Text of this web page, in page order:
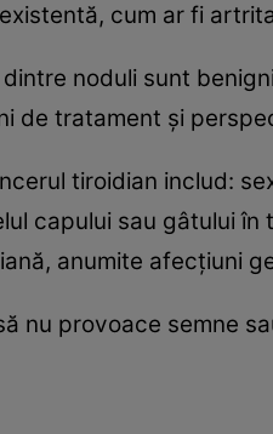
cum ar fi
noduli sunt
de tratament și
tiroidian includ:
capului sau gâtului
anumite afecțiuni
nu provoace semne